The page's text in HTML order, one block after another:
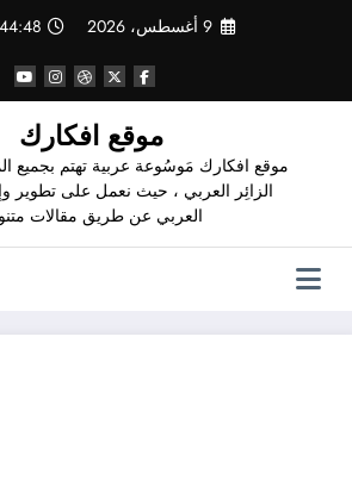
9 أغسطس، 2026 PM
موقع افكارك
موقع افكارك مَوسُوعة عربية تهتم بجميع
الزائِر العربي ، حيث نعمل على تطوير
العربي عن طريق مقالات